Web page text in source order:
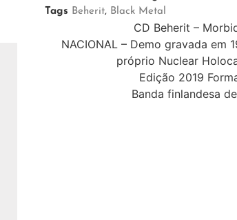
Tags Beherit, Black Metal
CD Beherit –
NACIONAL – Demo gravada em
próprio Nuclear
Edição 2019
Banda finlandesa